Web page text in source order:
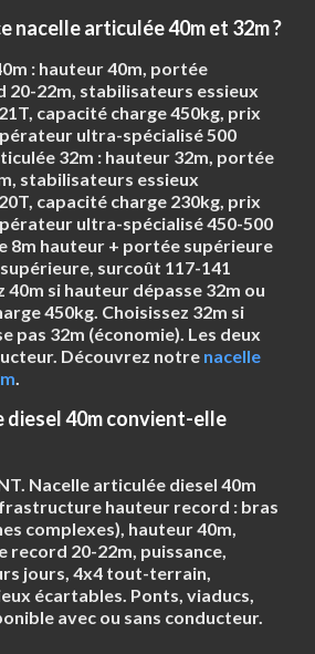
nacelle articulée 40m et 32m ?
: hauteur 40m, portée
20-22m, stabilisateurs essieux
capacité charge 450kg, prix
ultra-spécialisé 500
32m : hauteur 32m, portée
stabilisateurs essieux
capacité charge 230kg, prix
ultra-spécialisé 450-500
8m hauteur + portée supérieure
surcoût 117-141
40m si hauteur dépasse 32m ou
450kg. Choisissez 32m si
pas 32m (économie). Les deux
Découvrez notre nacelle
.
diesel 40m convient-elle
Nacelle articulée diesel 40m
hauteur record : bras
complexes), hauteur 40m,
20-22m, puissance,
jours, 4x4 tout-terrain,
écartables. Ponts, viaducs,
avec ou sans conducteur.